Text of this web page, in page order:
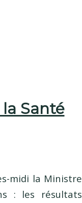
Santé
midi la Ministre
: les résultats